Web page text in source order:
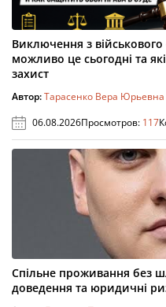
Виключення з військового
можливо це сьогодні та
захист
Автор:Тарасенко Вера Юрьевна
06.08.2026Просмотров: 117
Спільне проживання без
доведення та юридичні